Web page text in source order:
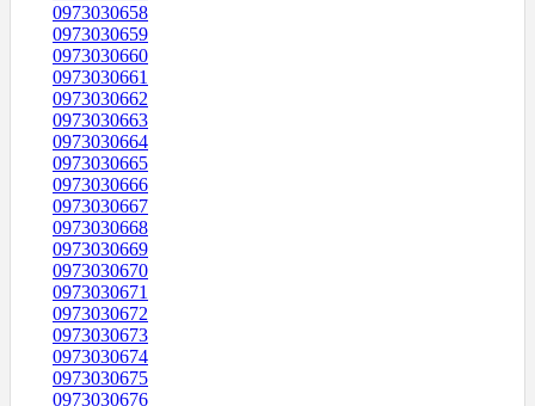
0973030658
0973030659
0973030660
0973030661
0973030662
0973030663
0973030664
0973030665
0973030666
0973030667
0973030668
0973030669
0973030670
0973030671
0973030672
0973030673
0973030674
0973030675
0973030676